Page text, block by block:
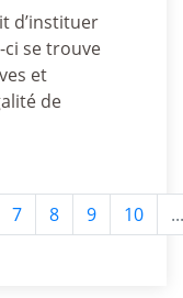
d’instituer
se trouve
et
de
7 8 9 10 ...